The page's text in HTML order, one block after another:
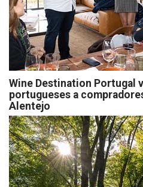
Wine Destination Portugal
portugueses a
Alentejo